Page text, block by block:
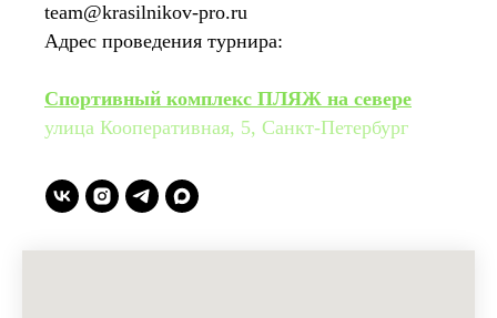
team@krasilnikov-pro.ru
Адрес проведения турнира:
Cпортивный комплекс ПЛЯЖ на севере
улица Кооперативная, 5, Санкт-Петербург